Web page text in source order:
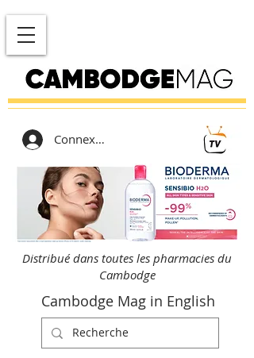
Connexion
Distribué dans toutes les pharmacies du
Cambodge
Cambodge Mag in English